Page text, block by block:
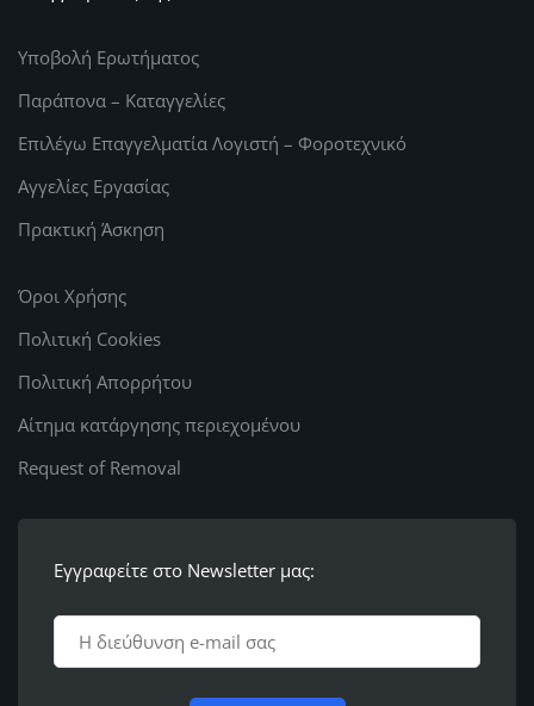
Υποβολή Ερωτήματος
Παράπονα – Καταγγελίες
Επιλέγω Επαγγελματία Λογιστή – Φοροτεχνικό
Αγγελίες Εργασίας
Πρακτική Άσκηση
Όροι Χρήσης
Πολιτική Cookies
Πολιτική Απορρήτου
Αίτημα κατάργησης περιεχομένου
Request of Removal
Εγγραφείτε στο Newsletter μας: